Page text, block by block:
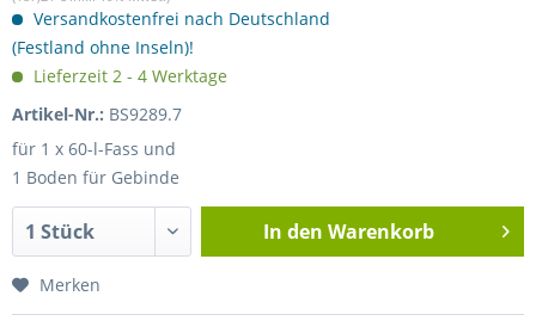
Versandkostenfrei nach Deutschland
(Festland ohne Inseln)!
Lieferzeit 2 - 4 Werktage
Artikel-Nr.: BS9289.7
für 1 x 60-l-Fass und
1 Boden für Gebinde
In den Warenkorb
Merken